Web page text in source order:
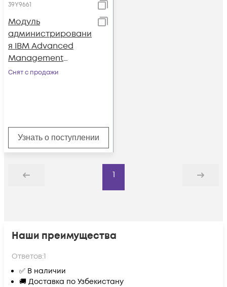
39Y9661
Модуль
администрировани
я IBM Advanced
Management
Module
Снят с продажи
Узнать о поступлении
Назад
1
Дальше
Наши преимущества
Ответов:1
✅ В наличии
🚚 Доставка по Узбекистану